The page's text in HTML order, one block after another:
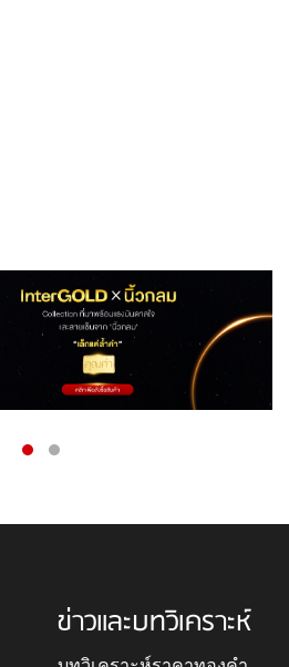
ข่าวและบทวิเคราะห์